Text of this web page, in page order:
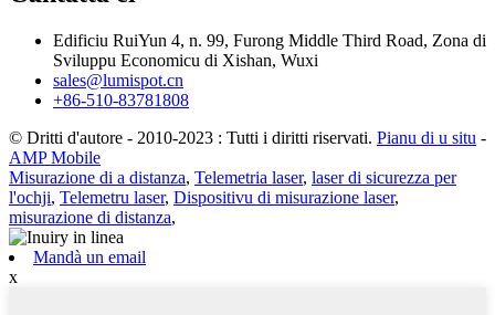
Edificiu RuiYun 4, n. 99, Furong Middle Third Road, Zona di
Sviluppu Economicu di Xishan, Wuxi
sales@lumispot.cn
+86-510-83781808
© Dritti d'autore - 2010-2023 : Tutti i diritti riservati. Pianu di u situ -
AMP Mobile
Misurazione di a distanza, Telemetria laser, laser di sicurezza per
l'ochji, Telemetru laser, Dispositivu di misurazione laser,
misurazione di distanza,
Mandà un email
x